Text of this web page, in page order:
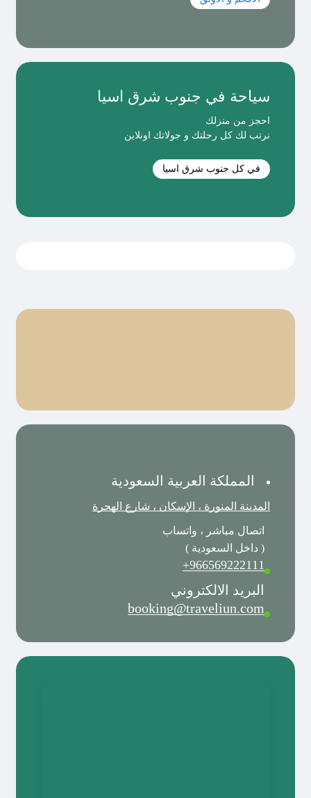
سياحة في جنوب شرق اسيا
احجز من منزلك
نرتب لك كل رحلتك و جولاتك اونلاين
في كل جنوب شرق اسيا
المملكة العربية السعودية
المدينة المنورة ، الإسكان ، شارع الهجرة
اتصال مباشر ، واتساب
( داخل السعودية )
966569222111+
البريد الالكتروني
booking@traveliun.com